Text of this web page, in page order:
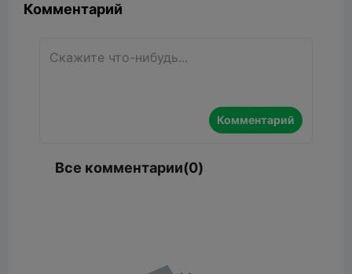
Комментарий
Комментарий
Все комментарии(0)